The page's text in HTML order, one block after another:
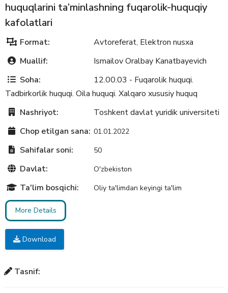
huquqlarini ta’minlashning fuqarolik-huquqiy
kafolatlari
Format: Avtoreferat, Elektron nusxa
Muallif:
Ismailov Oralbay Kanatbayevich
Soha:
12.00.03 - Fuqarolik huquqi.
Tadbirkorlik huquqi. Oila huquqi. Xalqaro xususiy huquq
Nashriyot:
Toshkent davlat yuridik universiteti
Chop etilgan sana: 01.01.2022
Sahifalar soni: 50
Davlat: O'zbekiston
Ta'lim bosqichi: Oliy ta'limdan keyingi ta'lim
More Details
Download
Tasnif: